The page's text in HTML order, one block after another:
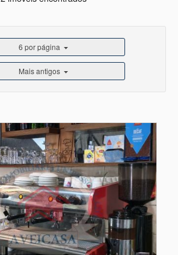
6 por página
Mais antigos